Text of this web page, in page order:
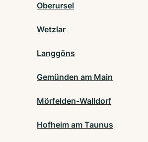
Oberursel
Wetzlar
Langgöns
Gemünden am Main
Mörfelden-Walldorf
Hofheim am Taunus